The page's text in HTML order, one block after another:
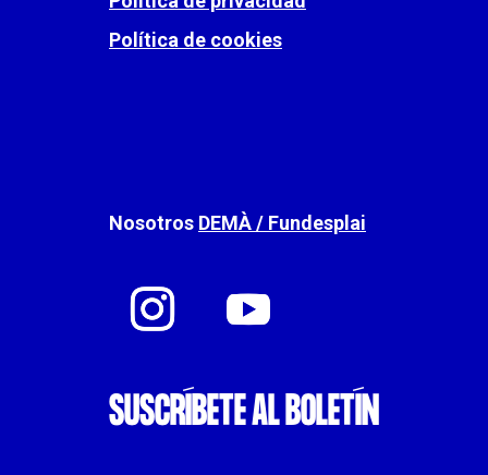
Política de cookies
Nosotros DEMÀ / Fundesplai
SUSCRÍBETE AL BOLETÍN